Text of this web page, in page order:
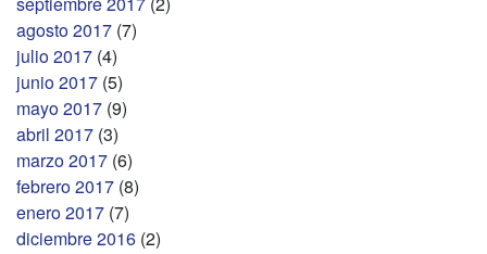
agosto 2017 (7)
julio 2017 (4)
junio 2017 (5)
mayo 2017 (9)
abril 2017 (3)
marzo 2017 (6)
febrero 2017 (8)
enero 2017 (7)
diciembre 2016 (2)